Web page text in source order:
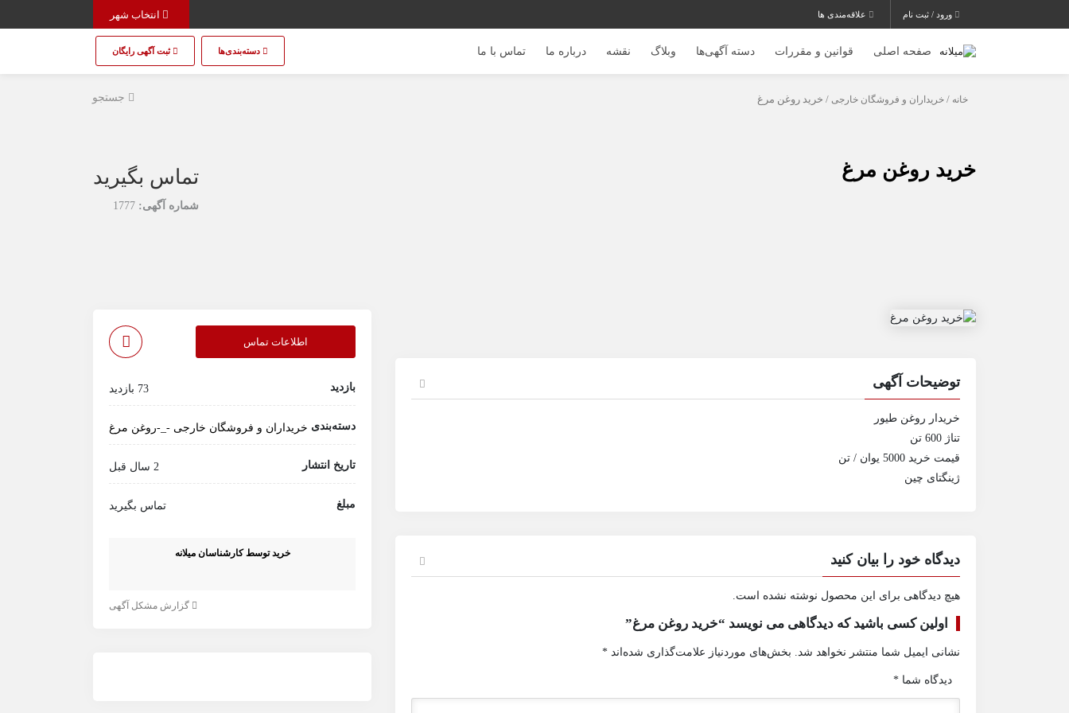
ورود / ثبت نام علاقه‌مندی ها
صفحه اصلی قوانین و مقررات دسته آگهی‌ها وبلاگ نقشه درباره ما تماس با ما دسته‌بندی‌ها ثبت آگهی رایگان
جستجو خانه / خریداران و فروشگان خارجی / خرید روغن مرغ
خرید روغن مرغ تماس بگیرید
شماره آگهی: 1777
توضیحات آگهی
خریدار روغن طیور
تناژ 600 تن
قیمت خرید 5000 یوان / تن
ژینگتای چین
دیدگاه خود را بیان کنید
هیچ دیدگاهی برای این محصول نوشته نشده است.
اولین کسی باشید که دیدگاهی می نویسد “خرید روغن مرغ”
نشانی ایمیل شما منتشر نخواهد شد. بخش‌های موردنیاز علامت‌گذاری شده‌اند *
دیدگاه شما *
اطلاعات تماس
بازدید 73 بازدید
دسته‌بندی خریداران و فروشگان خارجی -_-روغن مرغ
تاریخ انتشار 2 سال قبل
مبلغ تماس بگیرید
خرید توسط کارشناسان میلانه
گزارش مشکل آگهی